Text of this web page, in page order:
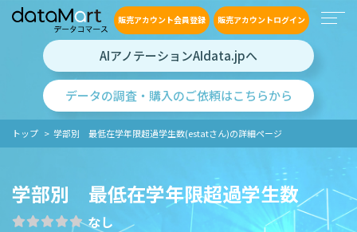
販売アカウント会員登録 販売アカウントログイン
AIアノテーションAIdata.jpへ
データの調査・購入のご依頼はこちらから
トップ 学部別 最低在学年限超過学生数(estatさん)の詳細ページ
学部別 最低在学年限超過学生数
なし